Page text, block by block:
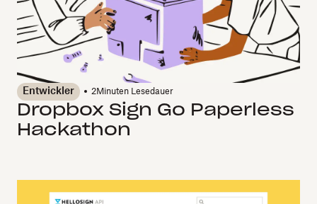
Entwickler 2Minuten Lesedauer
Dropbox Sign Go Paperless
Hackathon